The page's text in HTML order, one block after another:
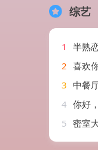
综艺
1
半熟
2 喜欢
3 中餐
4 你好
5 密室